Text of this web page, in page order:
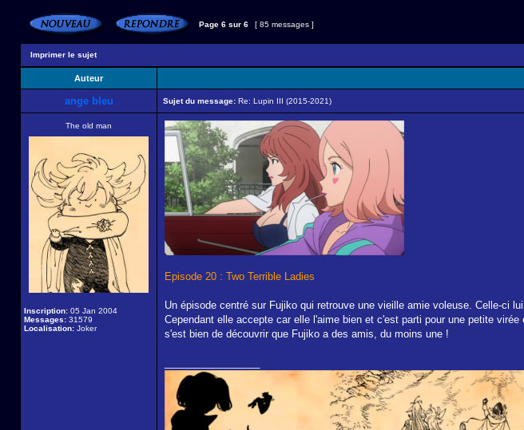
Page 6 sur 6 [ 85 messages ]
Imprimer le sujet
Auteur
ange bleu Sujet du message: Re: Lupin III (2015-2021)
The old man
Inscription: 05 Jan 2004
Messages: 31579
Localisation: Joker
Episode 20 : Two Terrible Ladies
Un épisode centré sur Fujiko qui retrouve une vieille amie voleuse. Celle-ci
Cependant elle accepte car elle l'aime bien et c'est parti pour une petite
s'est bien de découvrir que Fujiko a des amis, du moins une !